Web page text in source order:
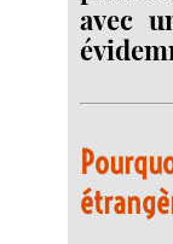
avec